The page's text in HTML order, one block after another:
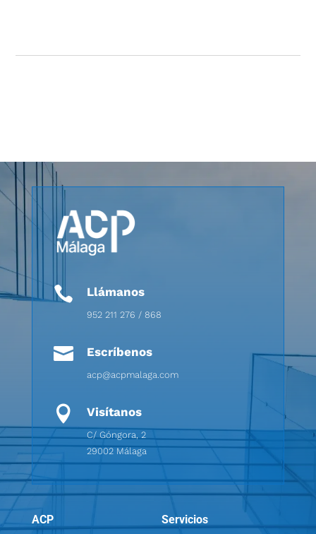
 Llámanos
952 211 276 / 868
 Escríbenos
acp@acpmalaga.com
 Visítanos
C/ Góngora, 2
29002 Málaga
ACP Servicios